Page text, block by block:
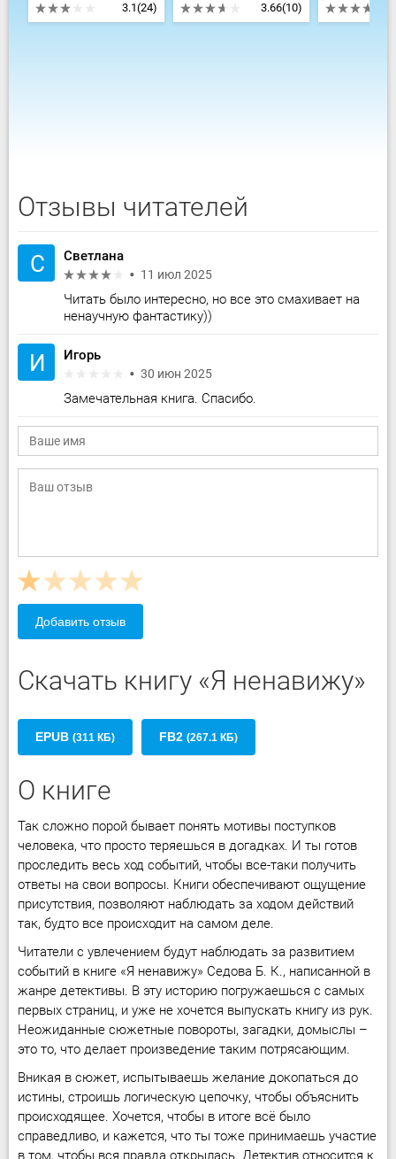
3.1(24)
3.66(10)
Отзывы читателей
С Светлана
11 июл 2025
Читать было интересно, но все это смахивает на
ненаучную фантастику))
И Игорь
30 июн 2025
Замечательная книга. Спасибо.
Добавить отзыв
Скачать книгу «Я ненавижу»
EPUB (311 КБ) FB2 (267.1 КБ)
О книге
Так сложно порой бывает понять мотивы поступков
человека, что просто теряешься в догадках. И ты готов
проследить весь ход событий, чтобы все-таки получить
ответы на свои вопросы. Книги обеспечивают ощущение
присутствия, позволяют наблюдать за ходом действий
так, будто все происходит на самом деле.
Читатели с увлечением будут наблюдать за развитием
событий в книге «Я ненавижу» Седова Б. К., написанной в
жанре детективы. В эту историю погружаешься с самых
первых страниц, и уже не хочется выпускать книгу из рук.
Неожиданные сюжетные повороты, загадки, домыслы –
это то, что делает произведение таким потрясающим.
Вникая в сюжет, испытываешь желание докопаться до
истины, строишь логическую цепочку, чтобы объяснить
происходящее. Хочется, чтобы в итоге всё было
справедливо, и кажется, что ты тоже принимаешь участие
в том, чтобы вся правда открылась. Детектив относится к